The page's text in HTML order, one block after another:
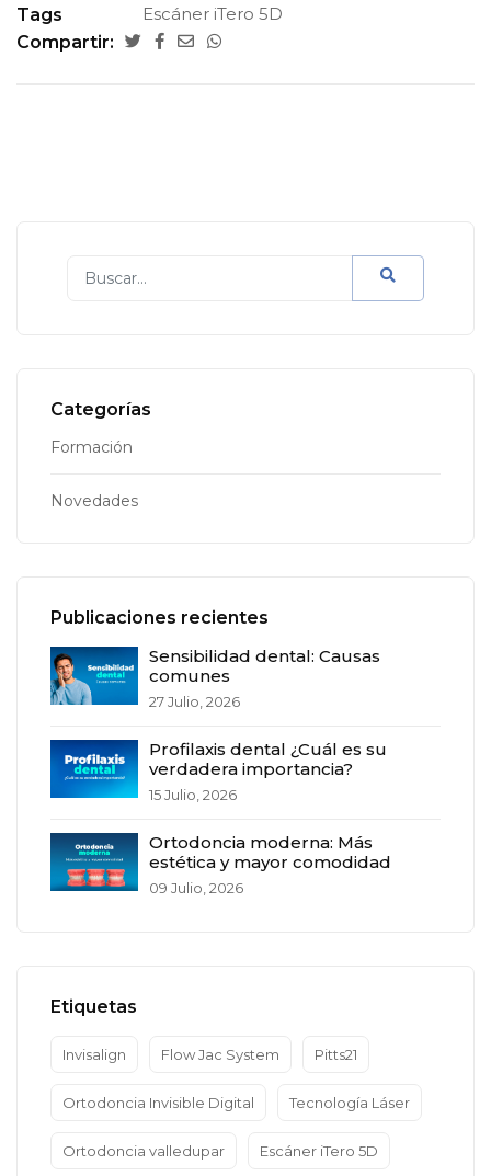
Tags
Escáner iTero 5D
Compartir:
Categorías
Formación
Novedades
Publicaciones recientes
Sensibilidad dental: Causas
comunes
27 Julio, 2026
Profilaxis dental ¿Cuál es su
verdadera importancia?
15 Julio, 2026
Ortodoncia moderna: Más
estética y mayor comodidad
09 Julio, 2026
Etiquetas
Invisalign Flow Jac System Pitts21
Ortodoncia Invisible Digital Tecnología Láser
Ortodoncia valledupar Escáner iTero 5D